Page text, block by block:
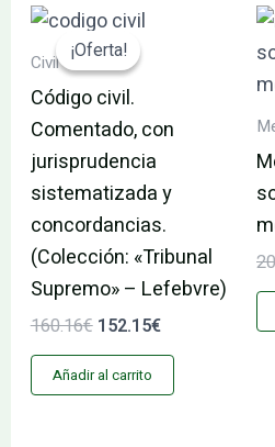
¡Oferta!
¡Oferta!
Civil
Código civil.
Comentado, con
jurisprudencia
sistematizada y
concordancias.
(Colección: «Tribunal
Supremo» – Lefebvre)
160.16€
El
precio
original
era:
160.16€.
152.15€
Añadir al carrito